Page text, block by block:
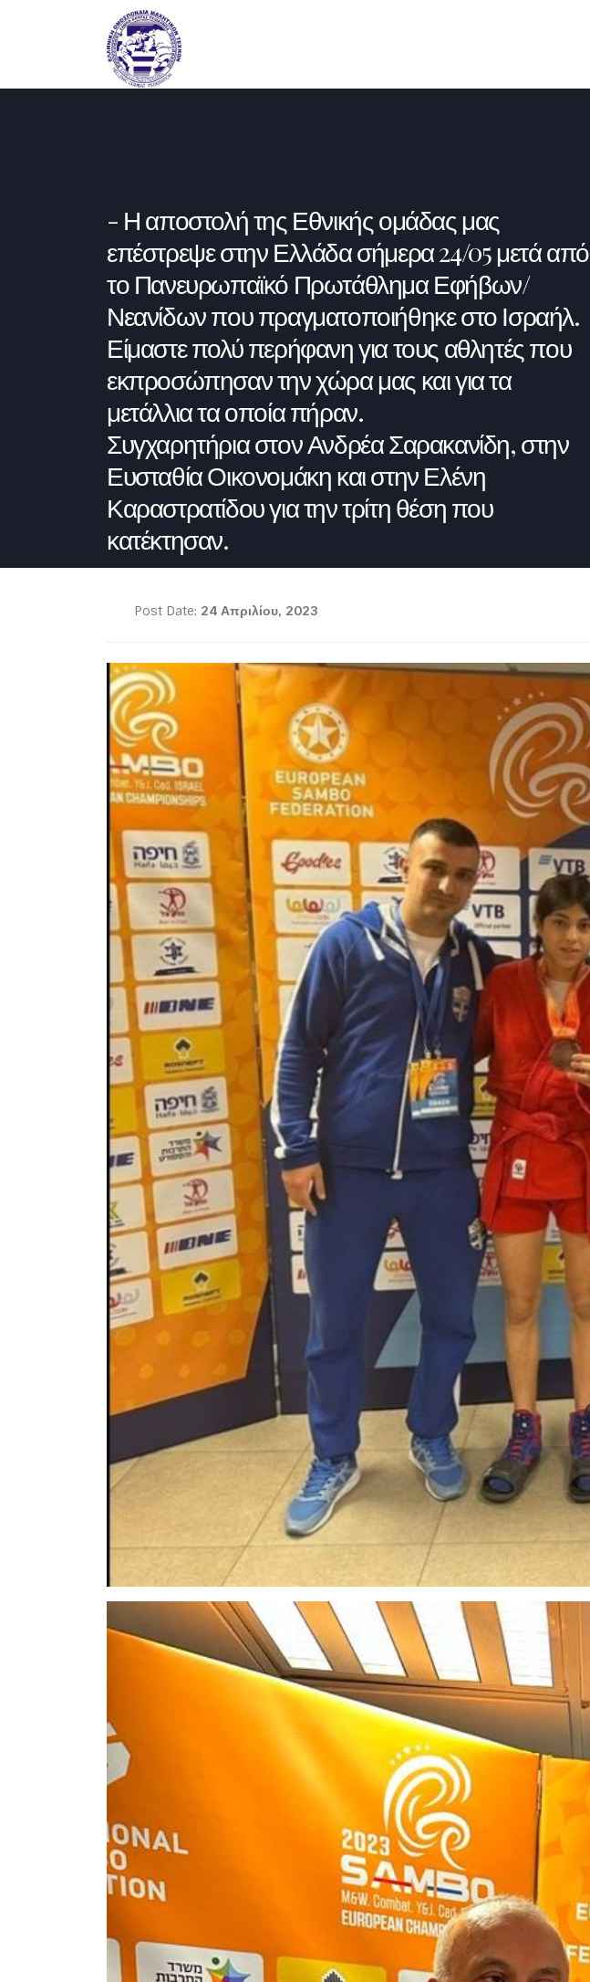
Η αποστολή της Εθνικής ομάδας μας
επέστρεψε στην Ελλάδα σήμερα 24/05 μετά από
το Πανευρωπαϊκό Πρωτάθλημα Εφήβων/
Νεανίδων που πραγματοποιήθηκε στο Ισραήλ.
Είμαστε πολύ περήφανη για τους αθλητές που
εκπροσώπησαν την χώρα μας και για τα
μετάλλια τα οποία πήραν.
Συγχαρητήρια στον Ανδρέα Σαρακανίδη, στην
Ευσταθία Οικονομάκη και στην Ελένη
Καραστρατίδου για την τρίτη θέση που
κατέκτησαν.
Post Date: 24 Απριλίου, 2023